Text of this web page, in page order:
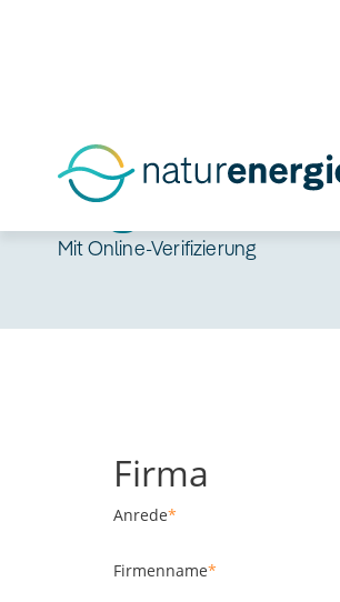
Registrieren
Mit Online-Verifizierung